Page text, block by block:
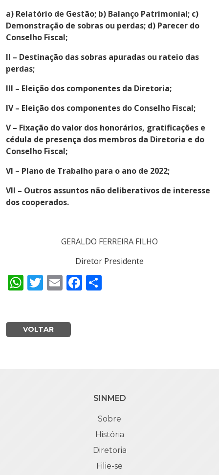
a) Relatório de Gestão; b) Balanço Patrimonial; c)
Demonstração de sobras ou perdas; d) Parecer do
Conselho Fiscal;
II – Destinação das sobras apuradas ou rateio das
perdas;
III – Eleição dos componentes da Diretoria;
IV – Eleição dos componentes do Conselho Fiscal;
V – Fixação do valor dos honorários, gratificações e
cédula de presença dos membros da Diretoria e do
Conselho Fiscal;
VI – Plano de Trabalho para o ano de 2022;
VII – Outros assuntos não deliberativos de interesse
dos cooperados.
GERALDO FERREIRA FILHO
Diretor Presidente
WhatsApp
Twitter
EmailFacebook
VOLTAR
SINMED
Sobre
História
Diretoria
Filie-se